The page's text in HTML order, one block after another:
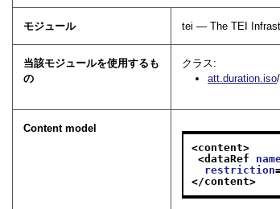
モジュール tei — The TEI
当該モジュールを使用するも
の
クラス:
att.duration.iso
Content model
<content>
<dataRef
restriction
</content>